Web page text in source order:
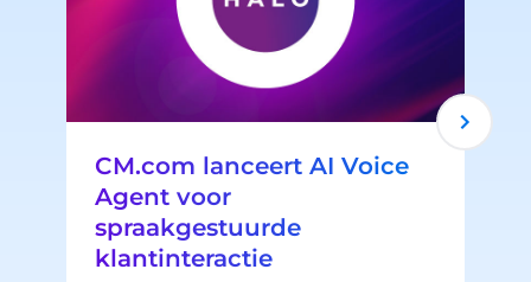
CM.com lanceert AI Voice
Agent voor
spraakgestuurde
klantinteractie